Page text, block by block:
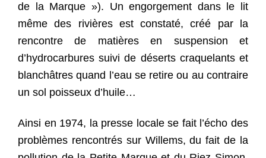
de la Marque »). Un engorgement dans le lit
même des rivières est constaté, créé par la
rencontre de matières en suspension et
d’hydrocarbures suivi de déserts craquelants et
blanchâtres quand l’eau se retire ou au contraire
un sol poisseux d’huile…
Ainsi en 1974, la presse locale se fait l’écho des
problèmes rencontrés sur Willems, du fait de la